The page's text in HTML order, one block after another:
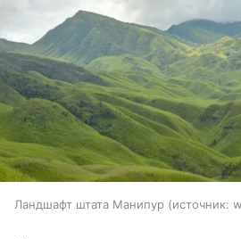
Ландшафт штата Манипур источник: